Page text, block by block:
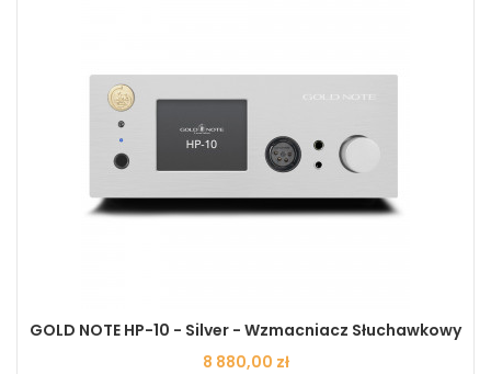
GOLD NOTE HP-10 - Silver - Wzmacniacz Słuchawkowy
Cena
8 880,00 zł